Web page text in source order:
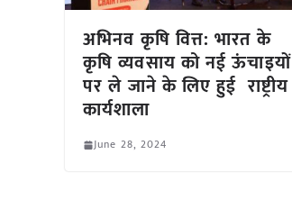
अभिनव कृषि वित्त: भारत के
कृषि व्यवसाय को नई ऊंचाइयों
पर ले जाने के लिए हुई राष्ट्रीय
कार्यशाला
June 28, 2024